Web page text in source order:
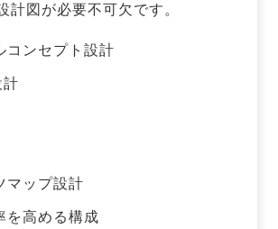
計図が必要不可欠です。
コンセプト設計
計
マップ設計
を高める構成